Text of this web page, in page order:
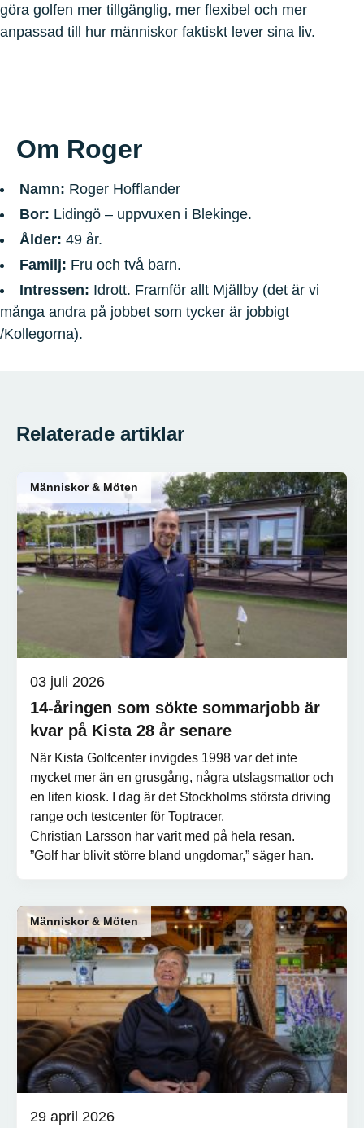
göra golfen mer tillgänglig, mer flexibel och mer
anpassad till hur människor faktiskt lever sina liv.
Om Roger
Namn: Roger Hofflander
Bor: Lidingö – uppvuxen i Blekinge.
Ålder: 49 år.
Familj: Fru och två barn.
Intressen: Idrott. Framför allt Mjällby (det är vi
många andra på jobbet som tycker är jobbigt
/Kollegorna).
Relaterade artiklar
Människor & Möten
03 juli 2026
14-åringen som sökte sommarjobb är
kvar på Kista 28 år senare
När Kista Golfcenter invigdes 1998 var det inte
mycket mer än en grusgång, några utslagsmattor och
en liten kiosk. I dag är det Stockholms största driving
range och testcenter för Toptracer.
Christian Larsson har varit med på hela resan.
”Golf har blivit större bland ungdomar,” säger han.
Människor & Möten
29 april 2026